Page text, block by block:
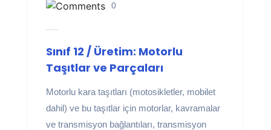
0
Sınıf 12 / Üretim: Motorlu
Taşıtlar ve Parçaları
Motorlu kara taşıtları (motosikletler, mobilet
dahil) ve bu taşıtlar için motorlar, kavramalar
ve transmisyon bağlantıları, transmisyon